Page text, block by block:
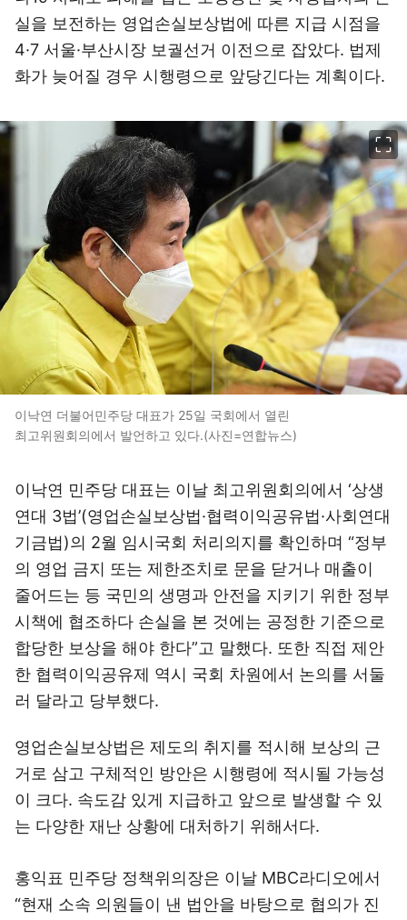
실을 보전하는 영업손실보상법에 따른 지급 시점을
4·7 서울·부산시장 보궐선거 이전으로 잡았다. 법제
화가 늦어질 경우 시행령으로 앞당긴다는 계획이다.
이낙연 더불어민주당 대표가 25일 국회에서 열린
최고위원회의에서 발언하고 있다.(사진=연합뉴스)
이낙연 민주당 대표는 이날 최고위원회의에서 ‘상생
연대 3법’(영업손실보상법·협력이익공유법·사회연대
기금법)의 2월 임시국회 처리의지를 확인하며 “정부
의 영업 금지 또는 제한조치로 문을 닫거나 매출이
줄어드는 등 국민의 생명과 안전을 지키기 위한 정부
시책에 협조하다 손실을 본 것에는 공정한 기준으로
합당한 보상을 해야 한다”고 말했다. 또한 직접 제안
한 협력이익공유제 역시 국회 차원에서 논의를 서둘
러 달라고 당부했다.
영업손실보상법은 제도의 취지를 적시해 보상의 근
거로 삼고 구체적인 방안은 시행령에 적시될 가능성
이 크다. 속도감 있게 지급하고 앞으로 발생할 수 있
는 다양한 재난 상황에 대처하기 위해서다.
홍익표 민주당 정책위의장은 이날 MBC라디오에서
“현재 소속 의원들이 낸 법안을 바탕으로 협의가 진